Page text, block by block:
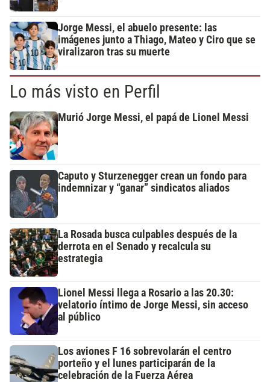
Jorge Messi, el abuelo presente: las
imágenes junto a Thiago, Mateo y Ciro que se
viralizaron tras su muerte
Lo más visto en Perfil
Murió Jorge Messi, el papá de Lionel Messi
Caputo y Sturzenegger crean un fondo para
indemnizar y “ganar” sindicatos aliados
La Rosada busca culpables después de la
derrota en el Senado y recalcula su
estrategia
Lionel Messi llega a Rosario a las 20.30:
velatorio íntimo de Jorge Messi, sin acceso
al público
Los aviones F 16 sobrevolarán el centro
porteño y el lunes participarán de la
celebración de la Fuerza Aérea